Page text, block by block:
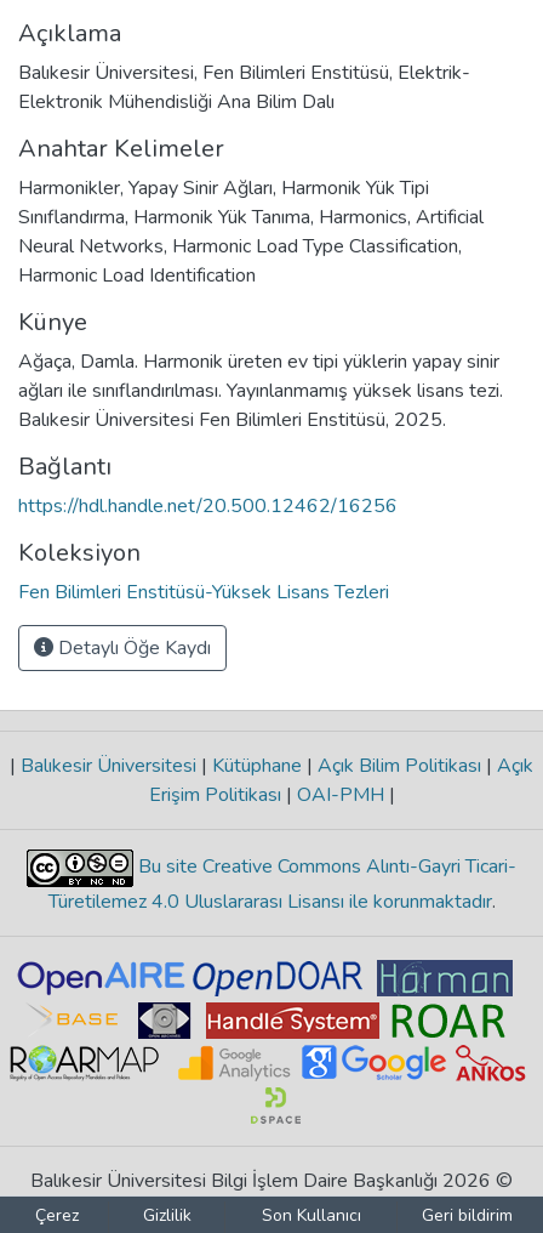
Açıklama
Balıkesir Üniversitesi, Fen Bilimleri Enstitüsü, Elektrik-
Elektronik Mühendisliği Ana Bilim Dalı
Anahtar Kelimeler
Harmonikler, Yapay Sinir Ağları, Harmonik Yük Tipi
Sınıflandırma, Harmonik Yük Tanıma, Harmonics, Artificial
Neural Networks, Harmonic Load Type Classification,
Harmonic Load Identification
Künye
Ağaça, Damla. Harmonik üreten ev tipi yüklerin yapay sinir
ağları ile sınıflandırılması. Yayınlanmamış yüksek lisans tezi.
Balıkesir Üniversitesi Fen Bilimleri Enstitüsü, 2025.
Bağlantı
https://hdl.handle.net/20.500.12462/16256
Koleksiyon
Fen Bilimleri Enstitüsü-Yüksek Lisans Tezleri
Detaylı Öğe Kaydı
| Balıkesir Üniversitesi | Kütüphane | Açık Bilim Politikası | Açık
Erişim Politikası | OAI-PMH |
Bu site Creative Commons Alıntı-Gayri Ticari-
Türetilemez 4.0 Uluslararası Lisansı ile korunmaktadır.
Balıkesir Üniversitesi Bilgi İşlem Daire Başkanlığı 2026 ©
Çerez
Gizlilik
Son Kullanıcı
Geri bildirim